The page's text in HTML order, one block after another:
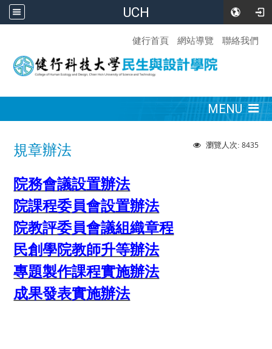
UCH
健行首頁 網站導覽 聯絡我們
MENU
瀏覽人次: 8435
規章辦法
院務會議設置辦法
院課程委員會設置辦法
院教評委員會議組織章程
民創學院教師升等辦法
專題製作課程實施辦法
成果發表實施辦法